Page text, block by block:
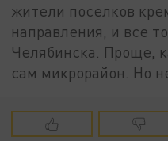
жители поселков
направления, и все
Челябинска. Проще,
сам микрорайон. Но